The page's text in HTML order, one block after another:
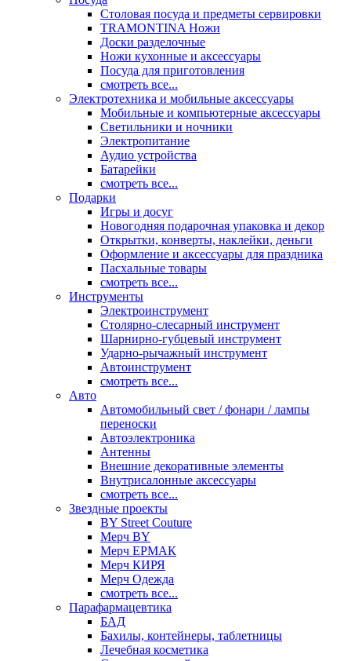
Столовая посуда и предметы сервировки
TRAMONTINA Ножи
Доски разделочные
Ножи кухонные и аксессуары
Посуда для приготовления
смотреть все...
Электротехника и мобильные аксессуары
Мобильные и компьютерные аксессуары
Светильники и ночники
Электропитание
Аудио устройства
Батарейки
смотреть все...
Подарки
Игры и досуг
Новогодняя подарочная упаковка и декор
Открытки, конверты, наклейки, деньги
Оформление и аксессуары для праздника
Пасхальные товары
смотреть все...
Инструменты
Электроинструмент
Столярно-слесарный инструмент
Шарнирно-губцевый инструмент
Ударно-рычажный инструмент
Автоинструмент
смотреть все...
Авто
Автомобильный свет / фонари / лампы
переноски
Автоэлектроника
Антенны
Внешние декоративные элементы
Внутрисалонные аксессуары
смотреть все...
Звездные проекты
BY Street Couture
Мерч BY
Мерч ЕРМАК
Мерч КИРЯ
Мерч Одежда
смотреть все...
Парафармацевтика
БАД
Бахилы, контейнеры, таблетницы
Лечебная косметика